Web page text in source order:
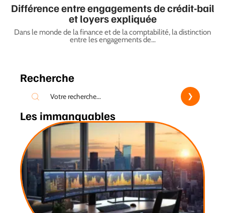
Différence entre engagements de crédit-bail
et loyers expliquée
Dans le monde de la finance et de la comptabilité, la distinction
entre les engagements de…
Recherche
Les immanquables